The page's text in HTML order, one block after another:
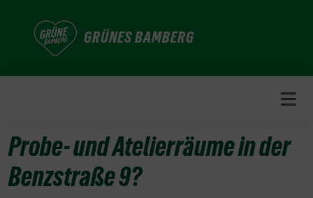
GRÜNES BAMBERG
Probe- und Atelierräume in der
Benzstraße 9?